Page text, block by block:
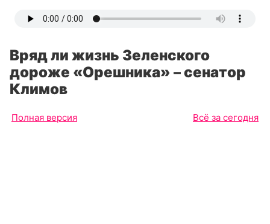
Вряд ли жизнь Зеленского
дороже «Орешника» – сенатор
Климов
Полная версия Всё за сегодня